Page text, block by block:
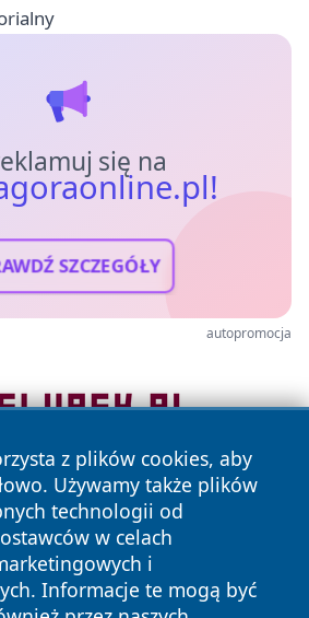
się na
SZCZEGÓŁY
autopromocja
z plików cookies, aby
Używamy także plików
technologii od
w celach
i
Informacje te mogą być